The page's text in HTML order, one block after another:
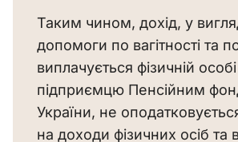
Таким чином, дохід, у
допомоги по вагітності та
виплачується фізичній
підприємцю Пенсійним
України, не
на доходи фізичних осіб та